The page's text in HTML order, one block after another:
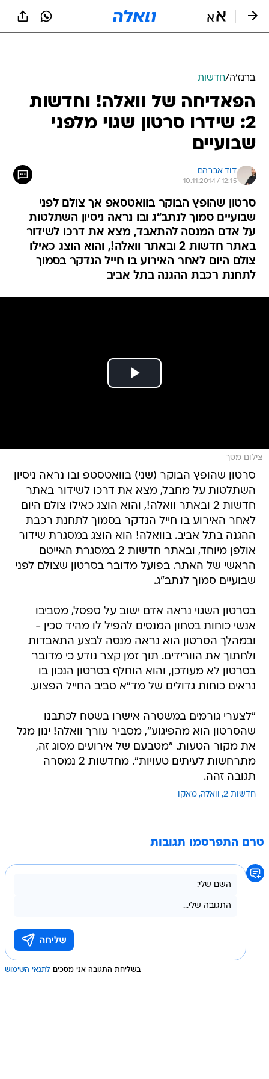
ברנז'ה/חדשות
הפאדיחה של וואלה! וחדשות
2: שידרו סרטון שגוי מלפני
שבועיים
דוד אברהם
10.11.2014 / 12:15
סרטון שהופץ הבוקר בוואטסאפ אך צולם לפני
שבועיים סמוך לנתב"ג ובו נראה ניסיון השתלטות
על אדם המנסה להתאבד, מצא את דרכו לשידור
באתר חדשות 2 ובאתר וואלה!, והוא הוצג כאילו
צולם היום לאחר האירוע בו חייל הנדקר בסמוך
לתחנת רכבת ההגנה בתל אביב
צילום מסך
סרטון שהופץ הבוקר (שני) בוואטסטפ ובו נראה ניסיון
השתלטות על מחבל, מצא את דרכו לשידור באתר
חדשות 2 ובאתר וואלה!, והוא הוצג כאילו צולם היום
לאחר האירוע בו חייל הנדקר בסמוך לתחנת רכבת
ההגנה בתל אביב. בוואלה! הוא הוצג במסגרת שידור
אולפן מיוחד, ובאתר חדשות 2 במסגרת האייטם
הראשי של האתר. בפועל מדובר בסרטון שצולם לפני
שבועיים סמוך לנתב"ג.
בסרטון השגוי נראה אדם ישוב על ספסל, מסביבו
אנשי כוחות בטחון המנסים להפיל לו מהיד סכין -
ובמהלך הסרטון הוא נראה מנסה לבצע התאבדות
ולחתוך את הוורידים. תוך זמן קצר נודע כי מדובר
בסרטון לא מעודכן, והוא הוחלף בסרטון הנכון בו
נראים כוחות גדולים של מד"א סביב החייל הפצוע.
"לצערי גורמים במשטרה אישרו בשטח לכתבנו
שהסרטון הוא מהפיגוע", מסביר עורך וואלה! ינון מגל
את מקור הטעות. "מטבעם של אירועים מסוג זה,
מתרחשות לעיתים טעויות". מחדשות 2 נמסרה
תגובה זהה.
חדשות 2 וואלה מאקו
טרם התפרסמו תגובות
בשליחת התגובה אני מסכים לתנאי השימוש